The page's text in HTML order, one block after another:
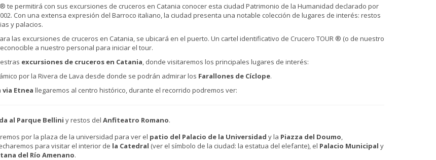
® te permitirá con sus excursiones de cruceros en Catania conocer esta ciudad Patrimonio de la Humanidad declarado por
Con una extensa expresión del Barroco italiano, la ciudad presenta una notable colección de lugares de interés: restos
y palacios.
las excursiones de cruceros en Catania, se ubicará en el puerto. Un cartel identificativo de Crucero TOUR ® (o de nuestro
a nuestro personal para iniciar el tour.
excursiones de cruceros en Catania, donde visitaremos los principales lugares de interés:
por la Rivera de Lava desde donde se podrán admirar los Farallones de Cíclope.
via Etnea llegaremos al centro histórico, durante el recorrido podremos ver:
al Parque Bellini y restos del Anfiteatro Romano.
por la plaza de la universidad para ver el patio del Palacio de la Universidad y la Piazza del Doumo,
para visitar el interior de la Catedral (ver el símbolo de la ciudad: la estatua del elefante), el Palacio Municipal y
del Río Amenano.